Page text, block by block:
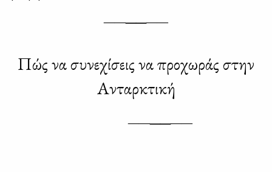
——————
Πώς να συνεχίσεις να προχωράς στην
Ανταρκτική
——————